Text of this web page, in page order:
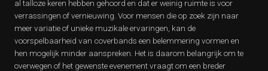
al talloze keren hebben gehoord en dat er weinig ruimte is voor
verrassingen of vernieuwing. Voor mensen die op zoek zijn naar
meer variatie of unieke muzikale ervaringen, kan de
voorspelbaarheid van coverbands een belemmering vormen en
hen mogelijk minder aanspreken. Het is daarom belangrijk om te
overwegen of het gewenste evenement vraagt om een breder